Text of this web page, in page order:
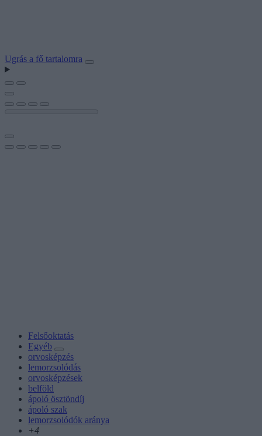
Ugrás a fő tartalomra
Felsőoktatás
Egyéb
orvosképzés
lemorzsolódás
orvosképzések
belföld
ápoló ösztöndíj
ápoló szak
lemorzsolódók aránya
+4